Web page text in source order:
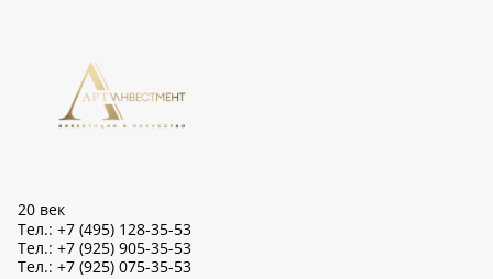
20 век
Тел.: +7 (495) 128-35-53
Тел.: +7 (925) 905-35-53
Тел.: +7 (925) 075-35-53